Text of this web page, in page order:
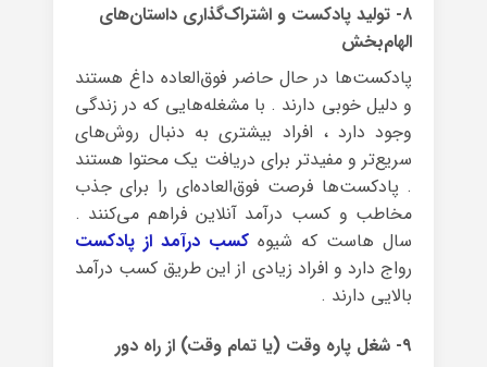
۸- تولید پادکست و اشتراک‌گذاری داستان‌های
الهام‌بخش
پادکست‌ها در حال حاضر فوق‌العاده داغ هستند
و دلیل خوبی دارند . با مشغله‌هایی که در زندگی‌
وجود دارد ، افراد بیشتری به دنبال روش‌های
سریع‌تر و مفیدتر برای دریافت یک محتوا هستند
. پادکست‌ها فرصت فوق‌العاده‌ای را برای جذب
مخاطب و کسب درآمد آنلاین فراهم می‌کنند .
سال هاست که شیوهکسب درآمد از پادکست
رواج دارد و افراد زیادی از این طریق کسب درآمد
بالایی دارند .
۹- شغل پاره وقت (یا تمام وقت) از راه دور